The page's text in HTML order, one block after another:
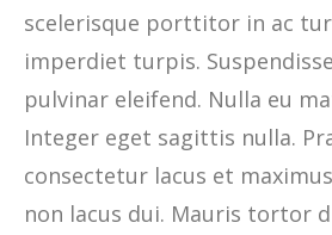
scelerisque porttitor in ac
imperdiet turpis.
pulvinar eleifend. Nulla eu
Integer eget sagittis nulla.
consectetur lacus et
non lacus dui. Mauris tortor